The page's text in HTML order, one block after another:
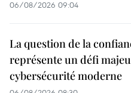
06/08/2026 09:04
La question de la
représente un défi
cybersécurité moderne